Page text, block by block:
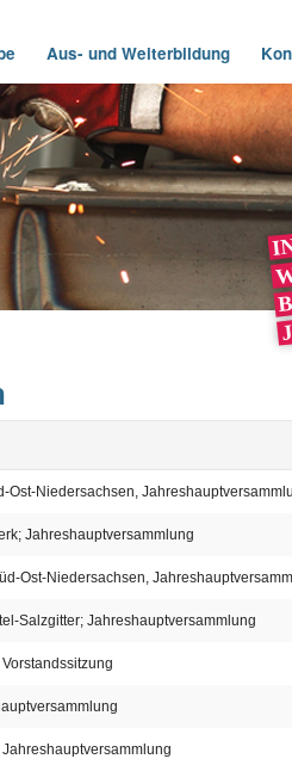
Aus- und Weiterbildung
Ost-Niedersachsen,
Jahreshauptversammlung
Ost-Niedersachsen,
Salzgitter; Jahreshauptversammlung